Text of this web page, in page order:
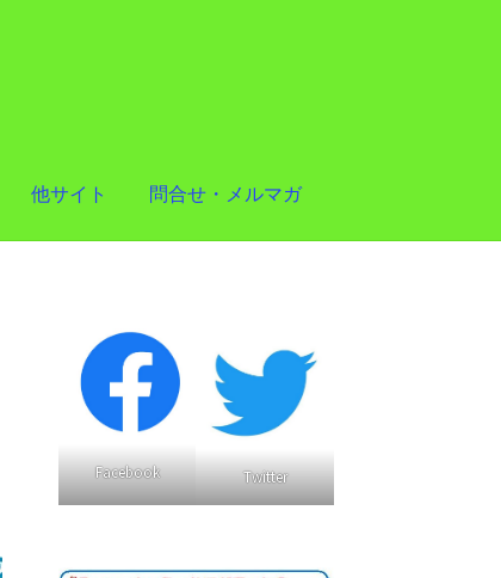
他サイト 問合せ・メルマガ
Facebook Twitter